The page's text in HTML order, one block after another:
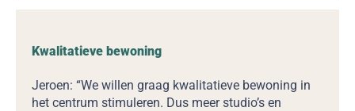
Kwalitatieve bewoning
Jeroen: “We willen graag kwalitatieve bewoning in
het centrum stimuleren. Dus meer studio’s en